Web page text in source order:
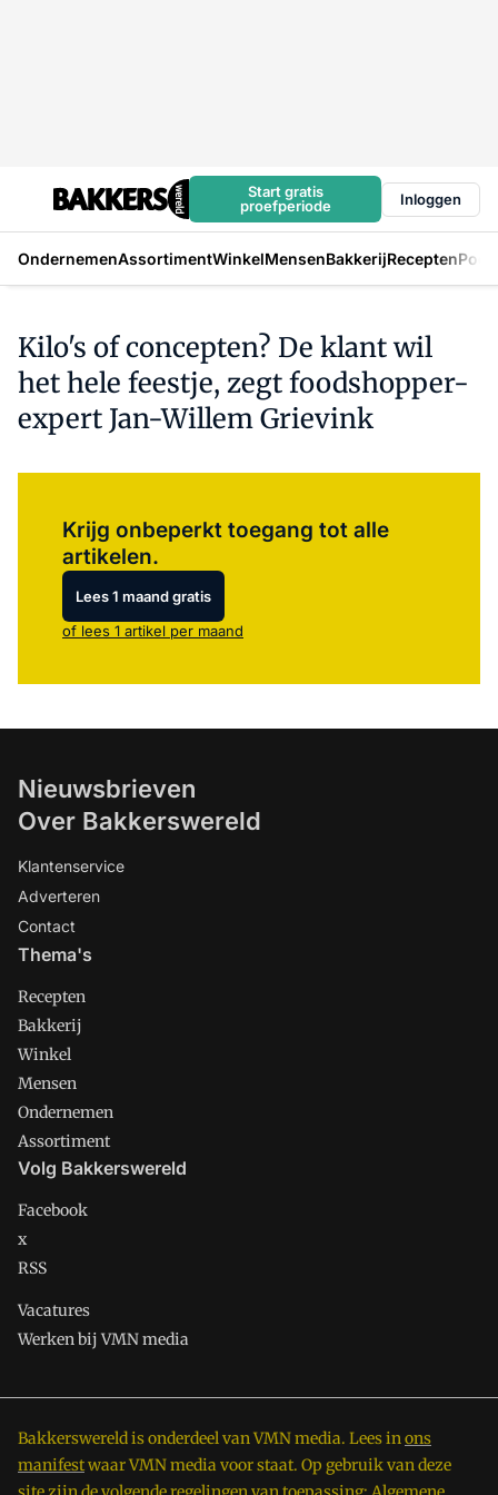
Start gratis
proefperiode
Inloggen
OndernemenAssortimentWinkelMensenBakkerijRecepten
Kilo's of concepten? De klant wil
het hele feestje, zegt foodshopper-
expert Jan-Willem Grievink
Krijg onbeperkt toegang tot alle
artikelen.
Lees 1 maand gratis
of lees 1 artikel per maand
Nieuwsbrieven
Over Bakkerswereld
Klantenservice
Adverteren
Contact
Thema's
Recepten
Bakkerij
Winkel
Mensen
Ondernemen
Assortiment
Volg Bakkerswereld
Facebook
x
RSS
Vacatures
Werken bij VMN media
Bakkerswereld is onderdeel van VMN media. Lees inons
manifestwaar VMN media voor staat. Op gebruik van deze